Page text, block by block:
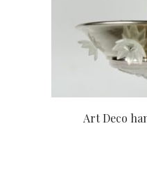
Art Deco